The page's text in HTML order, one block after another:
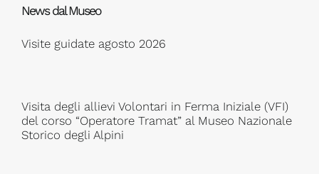
News dal Museo
Visite guidate agosto 2026
Visita degli allievi Volontari in Ferma Iniziale (VFI)
del corso “Operatore Tramat” al Museo Nazionale
Storico degli Alpini